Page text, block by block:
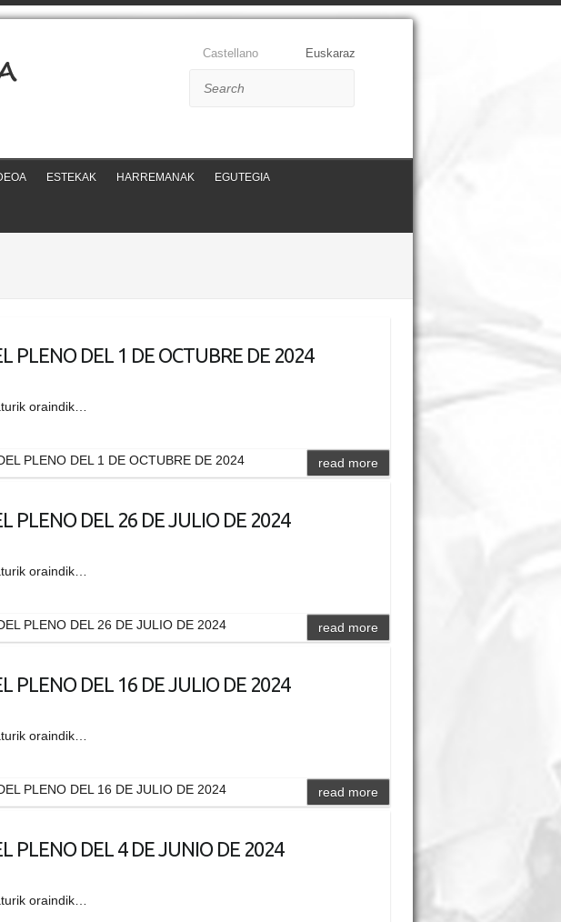
Castellano Euskaraz
ESTEKAK HARREMANAK EGUTEGIA
PLENO DEL 1 DE OCTUBRE DE 2024
oraindik…
PLENO DEL 1 DE OCTUBRE DE 2024 read more
PLENO DEL 26 DE JULIO DE 2024
oraindik…
PLENO DEL 26 DE JULIO DE 2024 read more
PLENO DEL 16 DE JULIO DE 2024
oraindik…
PLENO DEL 16 DE JULIO DE 2024 read more
PLENO DEL 4 DE JUNIO DE 2024
oraindik…